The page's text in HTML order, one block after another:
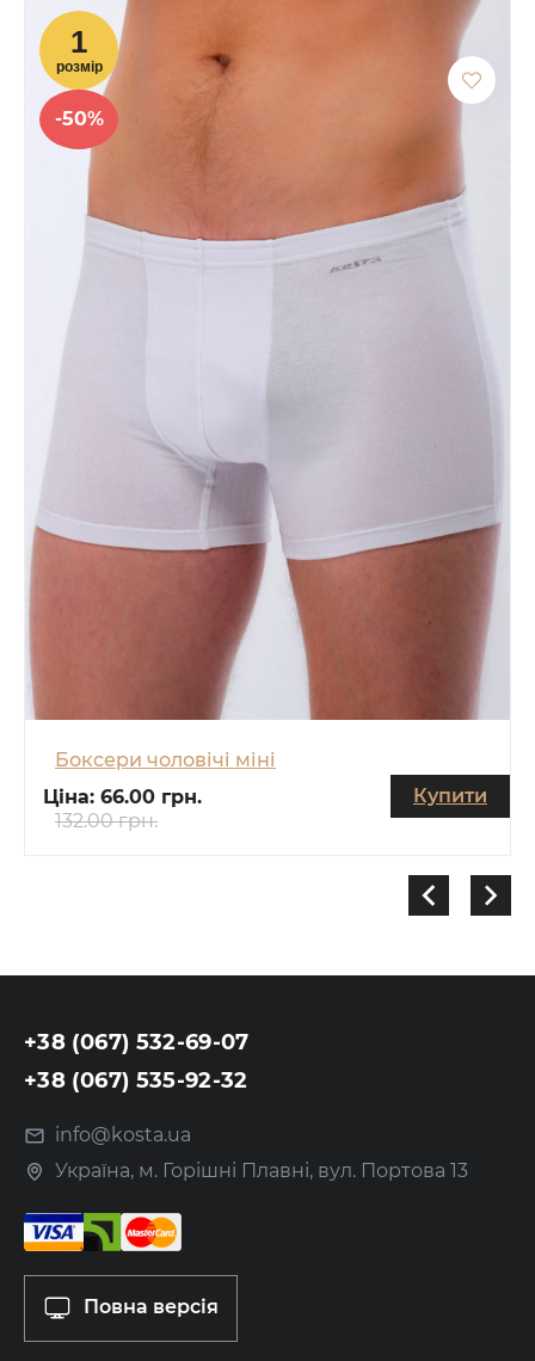
-50%
Боксери чоловічі міні
Ціна: 66.00 грн.
132.00 грн.
Купити
+38 (067) 532-69-07
+38 (067) 535-92-32
info@kosta.ua
Україна, м. Горішні Плавні, вул. Портова 13
Повна версія